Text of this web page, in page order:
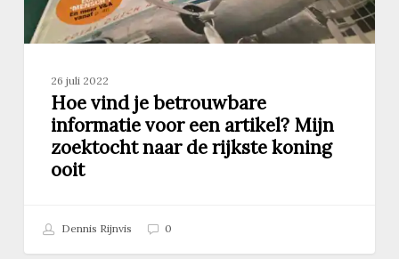
zoektocht
naar
rijkste
koning
26 juli 2022
Hoe vind je betrouwbare
informatie voor een artikel? Mijn
zoektocht naar de rijkste koning
ooit
Dennis Rijnvis 0